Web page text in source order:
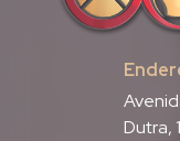
Dutra,